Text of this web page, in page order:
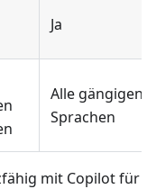
Ja
Alle gängigen
Sprachen
mit Copilot für